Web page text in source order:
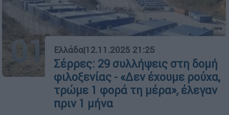
01 Ελλάδα|12.11.2025 21:25
Σέρρες: 29 συλλήψεις στη δομή
φιλοξενίας - «Δεν έχουμε ρούχα,
τρώμε 1 φορά τη μέρα», έλεγαν
πριν 1 μήνα